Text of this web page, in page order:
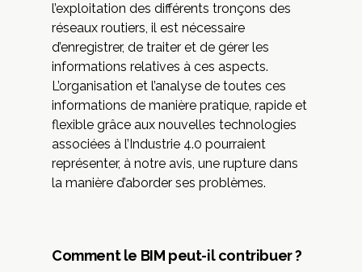
l’exploitation des différents tronçons des
réseaux routiers, il est nécessaire
d’enregistrer, de traiter et de gérer les
informations relatives à ces aspects.
L’organisation et l’analyse de toutes ces
informations de manière pratique, rapide et
flexible grâce aux nouvelles technologies
associées à l’Industrie 4.0 pourraient
représenter, à notre avis, une rupture dans
la manière d’aborder ses problèmes.
Comment le BIM peut-il contribuer ?